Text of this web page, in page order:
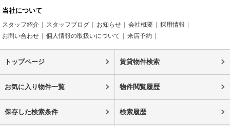
当社について
スタッフ紹介 スタッフブログ お知らせ 会社概要
採用情報
お問い合わせ
個人情報の取扱いについて 来店予約
トップページ 賃貸物件検索
お気に入り物件一覧 物件閲覧履歴
保存した検索条件 検索履歴